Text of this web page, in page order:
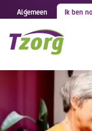
Algemeen Ik ben